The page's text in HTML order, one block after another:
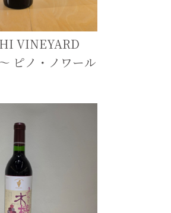
VINEYARD
ピノ・ノワール